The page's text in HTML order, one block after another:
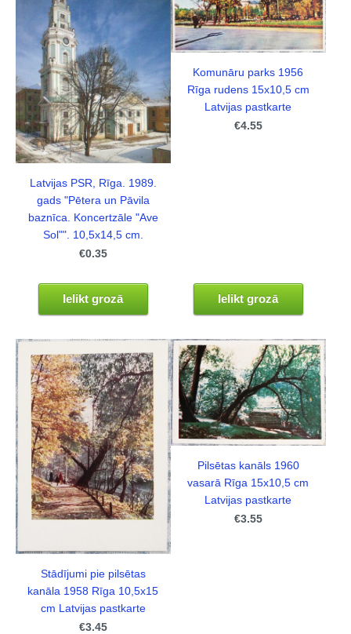
Latvijas PSR, Rīga. 1989.
gads "Pētera un Pāvila
baznīca. Koncertzāle "Ave
Sol"". 10,5x14,5 cm.
€0.35
Ielikt grozā
Komunāru parks 1956
Rīga rudens 15x10,5 cm
Latvijas pastkarte
€4.55
Ielikt grozā
Stādījumi pie pilsētas
kanāla 1958 Rīga 10,5x15
cm Latvijas pastkarte
€3.45
Pilsētas kanāls 1960
vasarā Rīga 15x10,5 cm
Latvijas pastkarte
€3.55